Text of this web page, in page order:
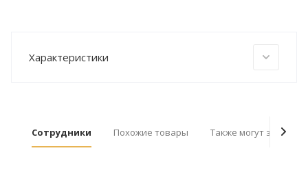
Характеристики
Сотрудники Похожие товары Также могут